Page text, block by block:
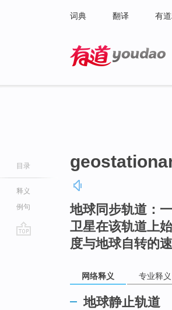
词典 翻译 有
目录
释义
例句
地球同步轨道：
卫星在该轨道上
度与地球自转的速
网络释义 专业释义
地球静止轨道